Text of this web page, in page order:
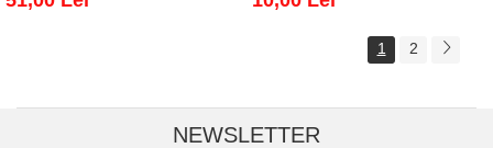
1 2
NEWSLETTER